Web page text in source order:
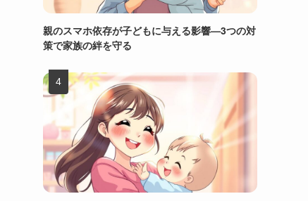
親のスマホ依存が子どもに与える影響—3つの対
策で家族の絆を守る